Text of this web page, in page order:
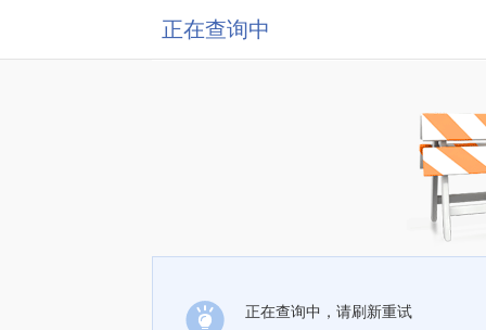
正在查询中
正在查询中，请刷新重试